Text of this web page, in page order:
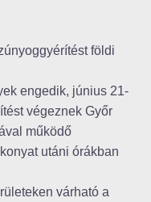
földi
engedik, június 21-
végeznek Győr
működő
utáni órákban
várható a